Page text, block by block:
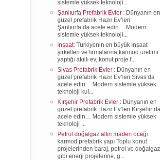
sistemle yüksek teknoloji...
Şanlıurfa Prefabrik Evler : Dünyanın en
güzel prefabrik Hazır Ev’leri
Şanlıurfa’da acele edin… Modern
sistemle yüksek teknoloji...
inşaat: Türkiyenin en büyük inşaat
şirketleri ve firmalarına karmod üretimi
yaptığı akıllı ev, konut proje f...
Sivas Prefabrik Evler : Dünyanın en
güzel prefabrik Hazır Ev’leri Sivas’da
acele edin… Modern sistemle yüksek
teknoloji kul...
Kırşehir Prefabrik Evler : Dünyanın en
güzel prefabrik Hazır Ev’leri Kırşehir’da
acele edin… Modern sistemle yüksek
teknoloji ...
Petrol doğalgaz altın maden ocağı :
karmod prefabrik yapı Toplu konut
projelerinden baraj, petrol ve doğalgaz
gibi enerji projelerine, g...